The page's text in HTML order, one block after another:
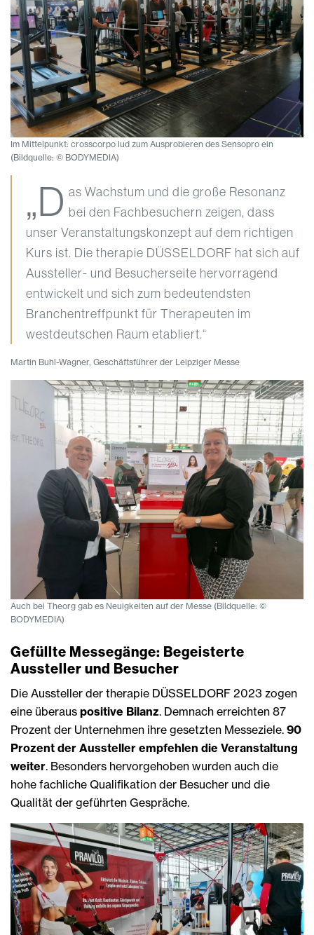
Im Mittelpunkt: crosscorpo lud zum Ausprobieren des Sensopro ein
(Bildquelle: © BODYMEDIA)
„D as Wachstum und die große Resonanz
bei den Fachbesuchern zeigen, dass
unser Veranstaltungskonzept auf dem richtigen
Kurs ist. Die therapie DÜSSELDORF hat sich auf
Aussteller- und Besucherseite hervorragend
entwickelt und sich zum bedeutendsten
Branchentreffpunkt für Therapeuten im
westdeutschen Raum etabliert.“
Martin Buhl-Wagner, Geschäftsführer der Leipziger Messe
Auch bei Theorg gab es Neuigkeiten auf der Messe (Bildquelle: ©
BODYMEDIA)
Gefüllte Messegänge: Begeisterte
Aussteller und Besucher
Die Aussteller der therapie DÜSSELDORF 2023 zogen
eine überaus positive Bilanz. Demnach erreichten 87
Prozent der Unternehmen ihre gesetzten Messeziele. 90
Prozent der Aussteller empfehlen die Veranstaltung
weiter. Besonders hervorgehoben wurden auch die
hohe fachliche Qualifikation der Besucher und die
Qualität der geführten Gespräche.